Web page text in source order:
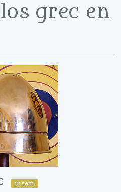
grec en
12 sem.